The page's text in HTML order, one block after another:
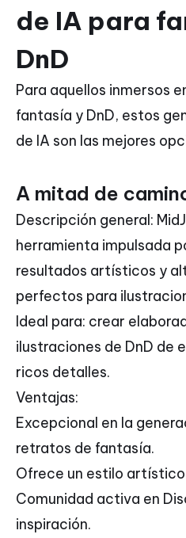
de IA para
DnD
Para aquellos inmersos
fantasía y DnD, estos
de IA son las mejores
A mitad de
Descripción general:
herramienta impulsada
resultados artísticos y
perfectos para
Ideal para: crear
ilustraciones de DnD de
ricos detalles.
Ventajas:
Excepcional en la
retratos de fantasía.
Ofrece un estilo
Comunidad activa en
inspiración.